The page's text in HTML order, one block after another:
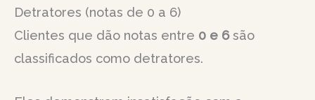
Detratores (notas de 0 a 6)
Clientes que dão notas entre 0 e 6são
classificados como detratores.